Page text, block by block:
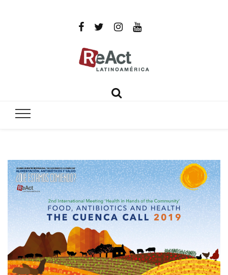
Por un mundo libre de infecciones intratables